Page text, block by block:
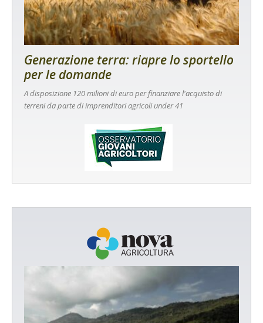
Generazione terra: riapre lo sportello
per le domande
A disposizione 120 milioni di euro per finanziare l'acquisto di
terreni da parte di imprenditori agricoli under 41